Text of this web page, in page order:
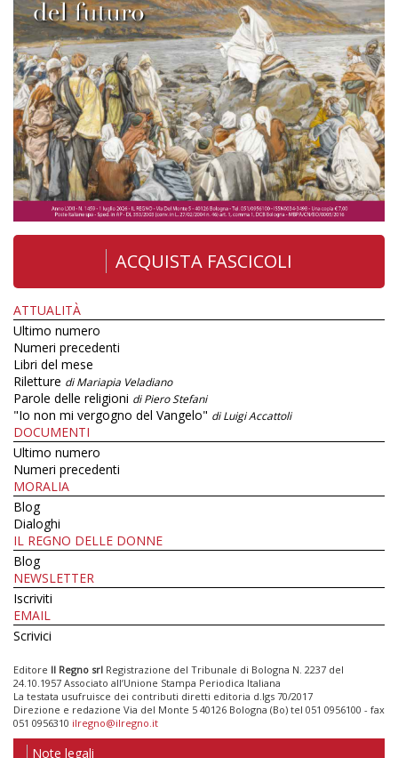
ACQUISTA FASCICOLI
ATTUALITÀ
Ultimo numero
Numeri precedenti
Libri del mese
Riletture di Mariapia Veladiano
Parole delle religioni di Piero Stefani
"Io non mi vergogno del Vangelo" di Luigi Accattoli
DOCUMENTI
Ultimo numero
Numeri precedenti
MORALIA
Blog
Dialoghi
IL REGNO DELLE DONNE
Blog
NEWSLETTER
Iscriviti
EMAIL
Scrivici
Editore Il Regno srl Registrazione del Tribunale di Bologna N. 2237 del
24.10.1957 Associato all’Unione Stampa Periodica Italiana
La testata usufruisce dei contributi diretti editoria d.lgs 70/2017
Direzione e redazione Via del Monte 5 40126 Bologna (Bo) tel 051 0956100 - fax
051 0956310 ilregno@ilregno.it
Note legali